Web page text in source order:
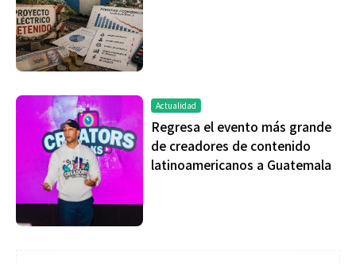
Actualidad
Regresa el evento más grande
de creadores de contenido
latinoamericanos a Guatemala